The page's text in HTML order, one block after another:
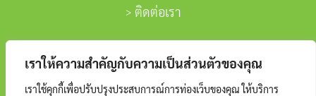
เราให้ความสำคัญกับความเป็นส่วนตัวของคุณ
เราใช้คุกกี้เพื่อปรับปรุงประสบการณ์การท่องเว็บของคุณ ให้บริการ
ติดต่อเรา
ติดตามเรา